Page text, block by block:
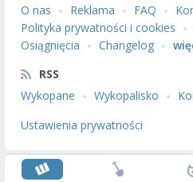
O nas
Reklama FAQ
Polityka prywatności i cookies
Osiągnięcia
Changelog
RSS
Wykopane
Wykopalisko
Ustawienia prywatności